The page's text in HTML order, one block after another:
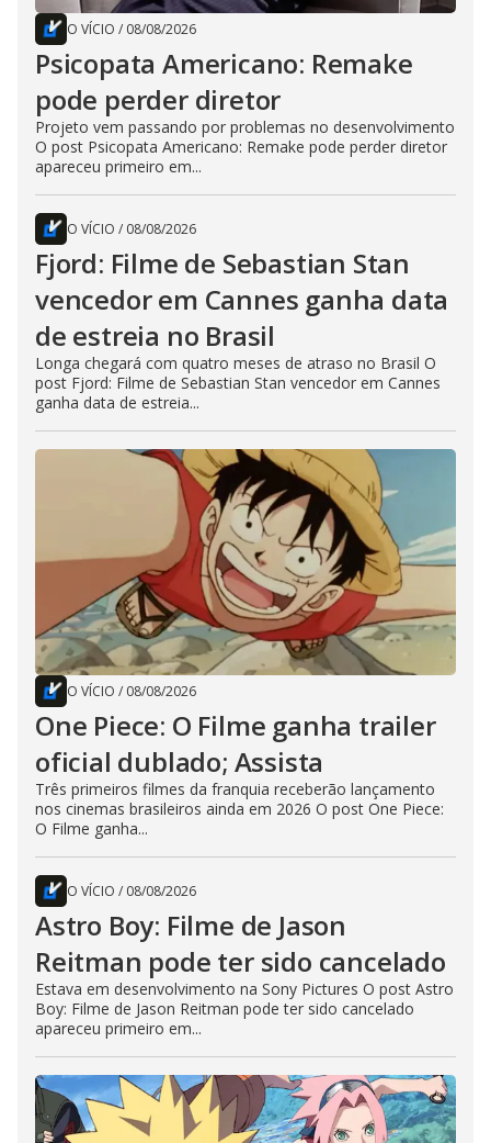
O VÍCIO / 08/08/2026
Psicopata Americano: Remake
pode perder diretor
Projeto vem passando por problemas no desenvolvimento
O post Psicopata Americano: Remake pode perder diretor
apareceu primeiro em...
O VÍCIO / 08/08/2026
Fjord: Filme de Sebastian Stan
vencedor em Cannes ganha data
de estreia no Brasil
Longa chegará com quatro meses de atraso no Brasil O
post Fjord: Filme de Sebastian Stan vencedor em Cannes
ganha data de estreia...
O VÍCIO / 08/08/2026
One Piece: O Filme ganha trailer
oficial dublado; Assista
Três primeiros filmes da franquia receberão lançamento
nos cinemas brasileiros ainda em 2026 O post One Piece:
O Filme ganha...
O VÍCIO / 08/08/2026
Astro Boy: Filme de Jason
Reitman pode ter sido cancelado
Estava em desenvolvimento na Sony Pictures O post Astro
Boy: Filme de Jason Reitman pode ter sido cancelado
apareceu primeiro em...